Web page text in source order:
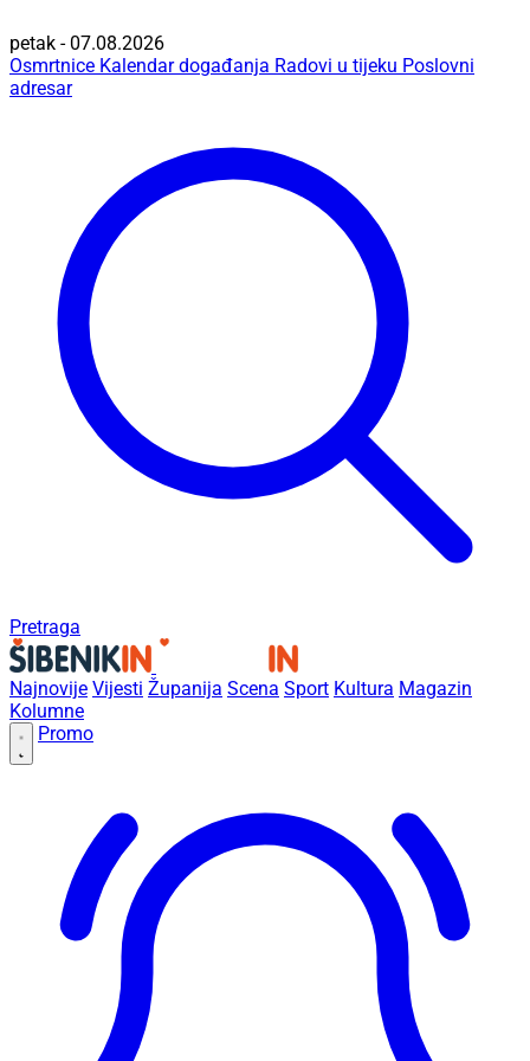
petak - 07.08.2026
Osmrtnice Kalendar događanja Radovi u tijeku Poslovni
adresar
Pretraga
Najnovije Vijesti Županija Scena Sport Kultura Magazin
Kolumne
Promo